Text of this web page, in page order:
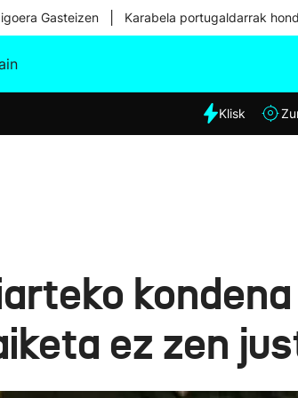
Gasteizen Karabela portugaldarrak
Eguraldia
Klisk
ez zen